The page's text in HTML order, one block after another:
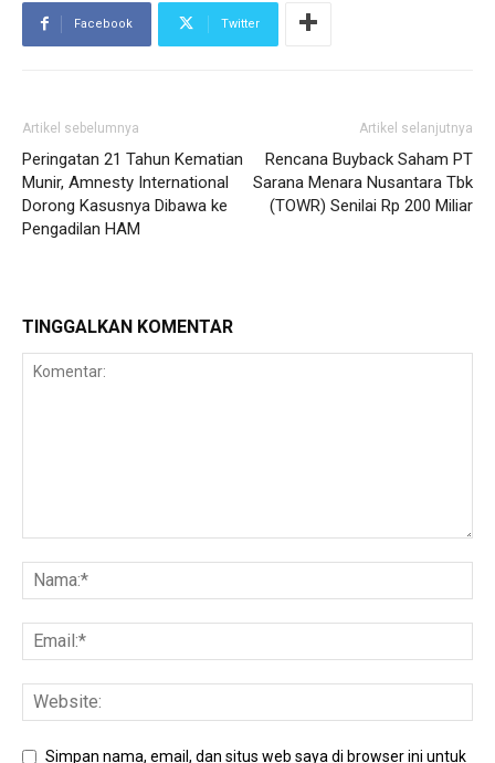
Facebook Twitter
Artikel sebelumnya
Peringatan 21 Tahun Kematian
Munir, Amnesty International
Dorong Kasusnya Dibawa ke
Pengadilan HAM
Artikel selanjutnya
Rencana Buyback Saham PT
Sarana Menara Nusantara Tbk
(TOWR) Senilai Rp 200 Miliar
TINGGALKAN KOMENTAR
Simpan nama, email, dan situs web saya di browser ini untuk